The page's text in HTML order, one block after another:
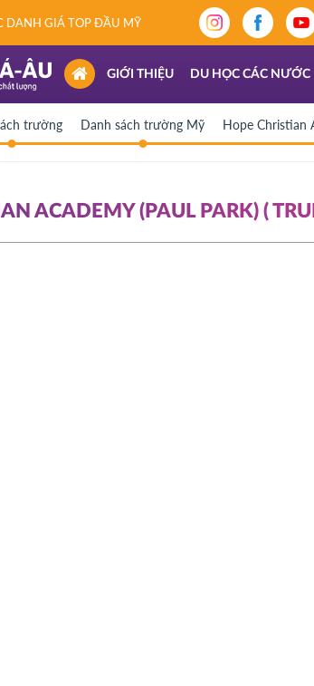
DANH GIÁ TOP ĐẦU MỸ
(CURRENT)
GIỚI THIỆU DU HỌC CÁC NƯỚC
trường Danh sách trường Mỹ Hope Christian
ACADEMY (PAUL PARK) (